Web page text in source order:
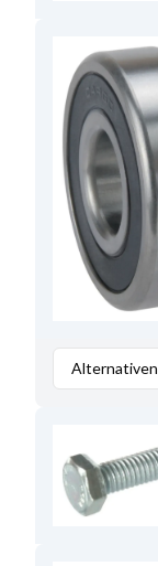
Alternativen